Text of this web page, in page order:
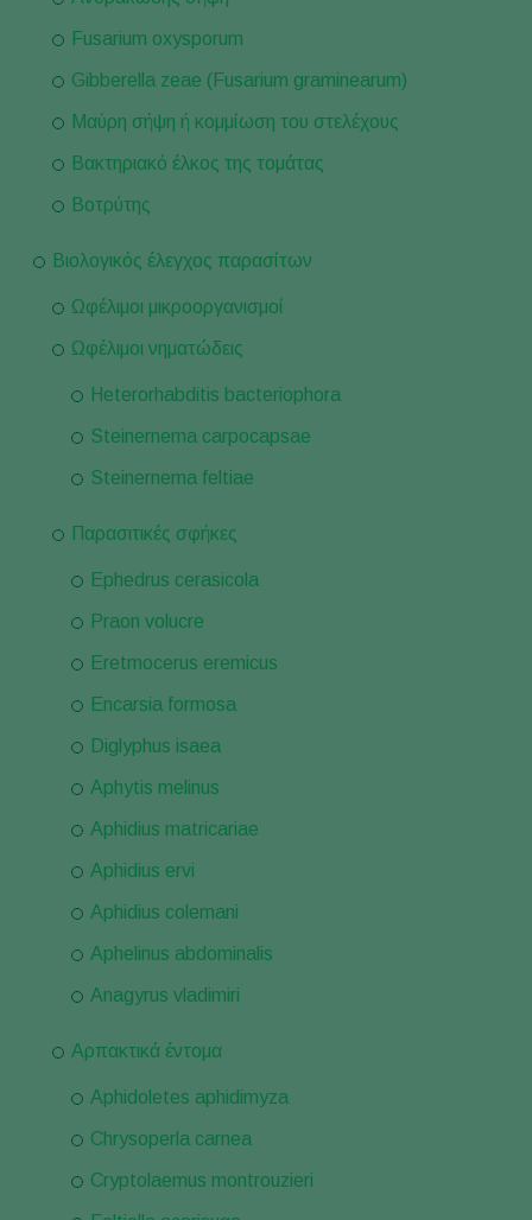
Fusarium oxysporum
Gibberella zeae (Fusarium graminearum)
Μαύρη σήψη ή κομμίωση του στελέχους
Βακτηριακό έλκος της τομάτας
Βοτρύτης
Βιολογικός έλεγχος παρασίτων
Ωφέλιμοι μικροοργανισμοί
Ωφέλιμοι νηματώδεις
Heterorhabditis bacteriophora
Steinernema carpocapsae
Steinernema feltiae
Παρασιτικές σφήκες
Ephedrus cerasicola
Praon volucre
Eretmocerus eremicus
Encarsia formosa
Diglyphus isaea
Aphytis melinus
Aphidius matricariae
Aphidius ervi
Aphidius colemani
Aphelinus abdominalis
Anagyrus vladimiri
Αρπακτικά έντομα
Aphidoletes aphidimyza
Chrysoperla carnea
Cryptolaemus montrouzieri